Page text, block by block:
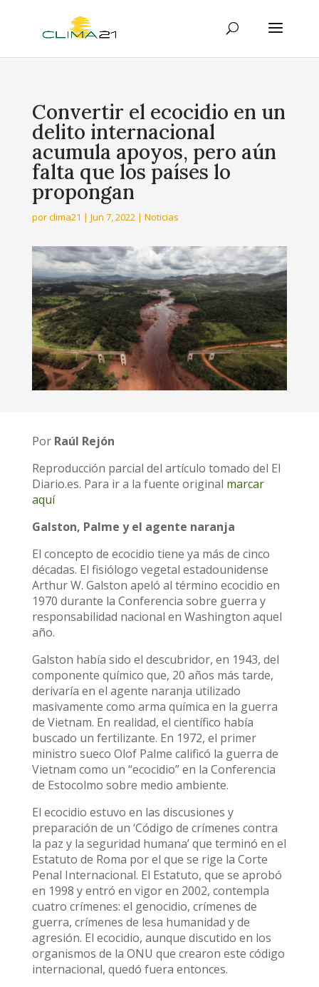
Convertir el ecocidio en un
delito internacional
acumula apoyos, pero aún
falta que los países lo
propongan
porclima21 | Jun 7, 2022| Noticias
Por Raúl Rejón
Reproducción parcial del artículo tomado del El
Diario.es. Para ir a la fuente original marcar
aquí
Galston, Palme y el agente naranja
El concepto de ecocidio tiene ya más de cinco
décadas. El fisiólogo vegetal estadounidense
Arthur W. Galston apeló al término ecocidio en
1970 durante la Conferencia sobre guerra y
responsabilidad nacional en Washington aquel
año.
Galston había sido el descubridor, en 1943, del
componente químico que, 20 años más tarde,
derivaría en el agente naranja utilizado
masivamente como arma química en la guerra
de Vietnam. En realidad, el científico había
buscado un fertilizante. En 1972, el primer
ministro sueco Olof Palme calificó la guerra de
Vietnam como un “ecocidio” en la Conferencia
de Estocolmo sobre medio ambiente.
El ecocidio estuvo en las discusiones y
preparación de un ‘Código de crímenes contra
la paz y la seguridad humana’ que terminó en el
Estatuto de Roma por el que se rige la Corte
Penal Internacional. El Estatuto, que se aprobó
en 1998 y entró en vigor en 2002, contempla
cuatro crímenes: el genocidio, crímenes de
guerra, crímenes de lesa humanidad y de
agresión. El ecocidio, aunque discutido en los
organismos de la ONU que crearon este código
internacional, quedó fuera entonces.